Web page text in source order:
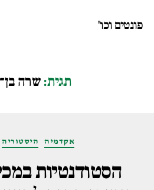
פונטים וכו'
תגית:שרה
אקדמיה היסטוריה
הסטודנטיות